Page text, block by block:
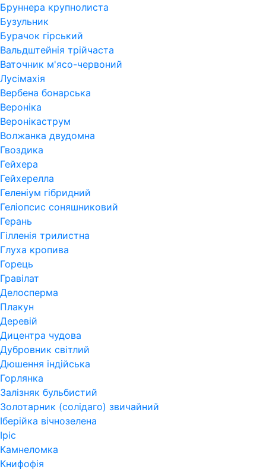
Бруннера крупнолиста
Бузульник
Бурачок гірський
Вальдштейнія трійчаста
Ваточник м'ясо-червоний
Лусімахія
Вербена бонарська
Вероніка
Веронікаструм
Волжанка двудомна
Гвоздика
Гейхера
Гейхерелла
Геленіум гібридний
Геліопсис соняшниковий
Герань
Гiлленiя трилистна
Глуха кропива
Горець
Гравілат
Делосперма
Плакун
Деревій
Дицентра чудова
Дубровник світлий
Дюшення індійська
Горлянка
Залізняк бульбистий
Золотарник (солідаго) звичайний
Іберійка вічнозелена
Іріс
Камнеломка
Книфофія